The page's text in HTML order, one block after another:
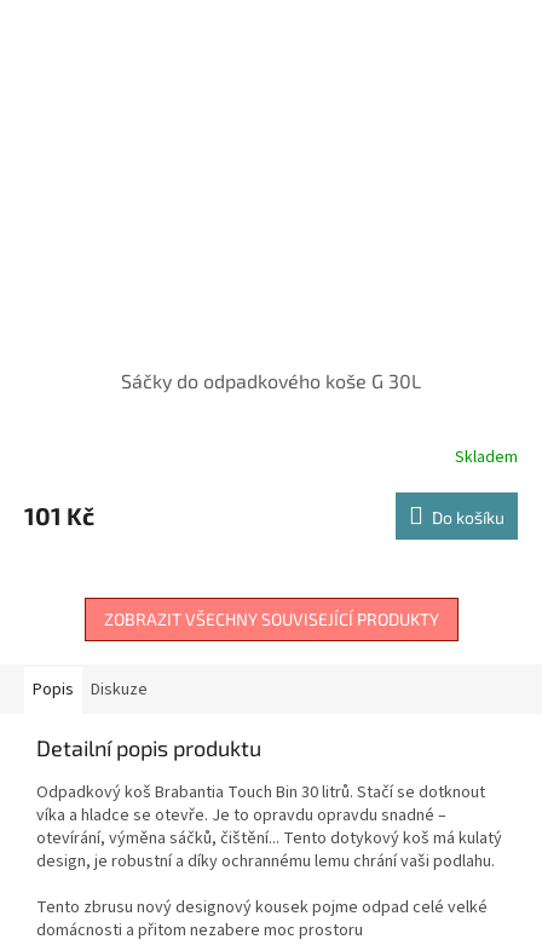
Sáčky do odpadkového koše G 30L
Skladem
101 Kč Do košíku
ZOBRAZIT VŠECHNY SOUVISEJÍCÍ PRODUKTY
Popis Diskuze
Detailní popis produktu
Odpadkový koš Brabantia Touch Bin 30 litrů. Stačí se dotknout
víka a hladce se otevře. Je to opravdu opravdu snadné –
otevírání, výměna sáčků, čištění... Tento dotykový koš má kulatý
design, je robustní a díky ochrannému lemu chrání vaši podlahu.
Tento zbrusu nový designový kousek pojme odpad celé velké
domácnosti a přitom nezabere moc prostoru